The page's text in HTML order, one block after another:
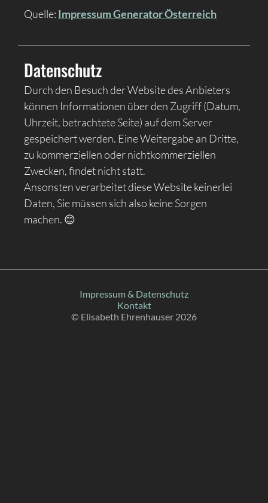
Quelle: Impressum Generator Österreich
Datenschutz
Durch den Besuch der Website des Anbieters
können Informationen über den Zugriff (Datum,
Uhrzeit, betrachtete Seite) auf dem Server
gespeichert werden. Eine Weitergabe an Dritte,
zu kommerziellen oder nichtkommerziellen
Zwecken, findet nicht statt.
Ansonsten verarbeitet diese Website keinerlei
Daten, Sie müssen sich also keine Sorgen
machen. 😊
Impressum & Datenschutz
Kontakt
© Elisabeth Ehrenhauser 2026